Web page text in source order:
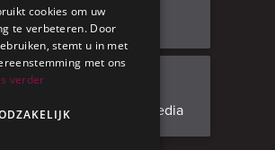
Adresgegevens
Facebook
Volg ons op social media
cookies om uw
te verbeteren. Door
stemt u in met
met ons
verder